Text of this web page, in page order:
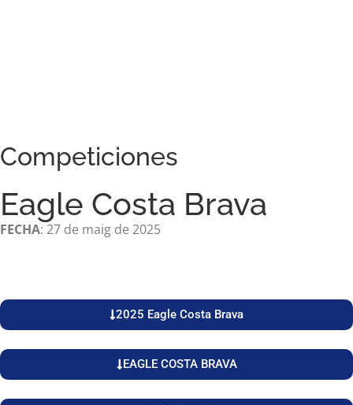
Competiciones
Eagle Costa Brava
FECHA: 27 de maig de 2025
2025 Eagle Costa Brava
EAGLE COSTA BRAVA